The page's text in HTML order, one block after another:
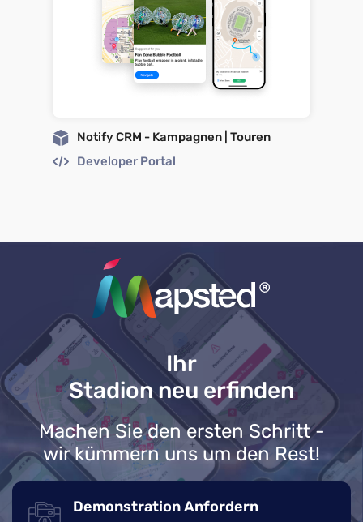
Notify CRM - Kampagnen | Touren
Developer Portal
Ihr
Stadion neu erfinden
Machen Sie den ersten Schritt -
wir kümmern uns um den Rest!
Demonstration Anfordern